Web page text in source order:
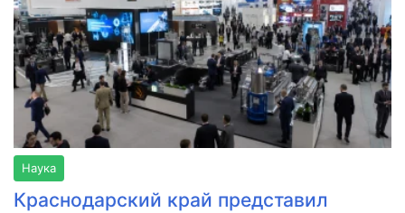
Наука
Краснодарский край представил